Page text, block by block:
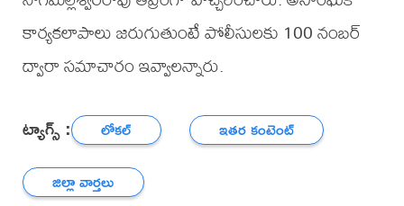
కార్యకలాపాలు జరుగుతుంటే పోలీసులకు 100 నంబర్
ద్వారా సమాచారం ఇవ్వాలన్నారు.
ట్యాగ్స్ : లోకల్
ఇతర కంటెంట్
జిల్లా వార్తలు